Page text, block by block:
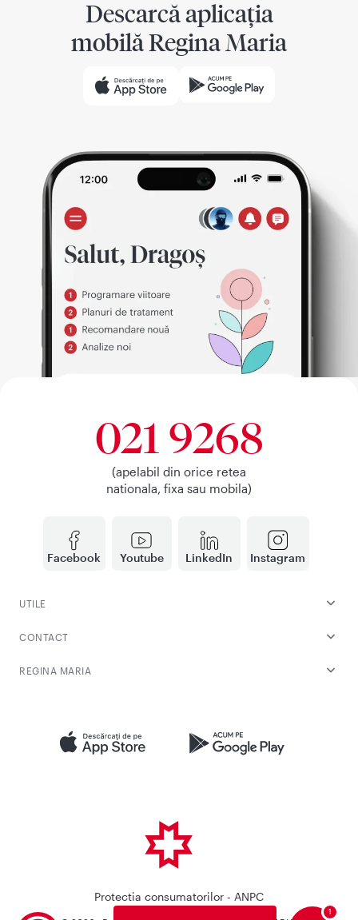
Descarcă aplicația
mobilă Regina Maria
Facebook Youtube LinkedIn Instagram
021 9268
(apelabil din orice retea
nationala, fixa sau mobila)
UTILE
CONTACT
REGINA MARIA
Protectia consumatorilor - ANPC